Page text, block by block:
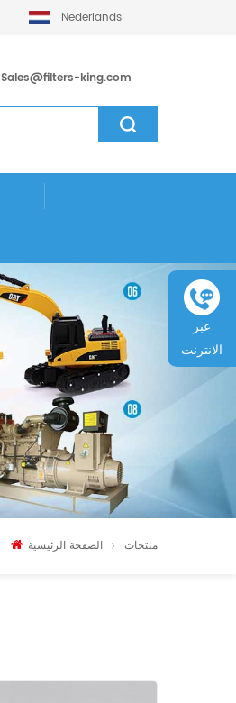
Nederlands
Sales@filters-king.com
الصفحة الرئيسية منتجات
عبر
الانترنت